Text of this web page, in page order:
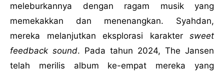
meleburkannya dengan ragam musik yang
memekakkan dan menenangkan. Syahdan,
mereka melanjutkan eksplorasi karakter sweet
feedback sound. Pada tahun 2024, The Jansen
telah merilis album ke-empat mereka yang